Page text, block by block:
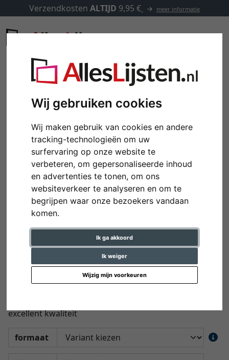
Wij gebruiken cookies
Wij maken gebruik van cookies en andere
tracking-technologieën om uw
surfervaring op onze website te
verbeteren, om gepersonaliseerde inhoud
en advertenties te tonen, om ons
websiteverkeer te analyseren en om te
begrijpen waar onze bezoekers vandaan
komen.
Ik ga akkoord
Ik weiger
Wijzig mijn voorkeuren
Verzendkosten ALTIJD 9,95 € meer informatie
Multi fotolijst Saint-Pierre
excellent kwaliteit
formaat